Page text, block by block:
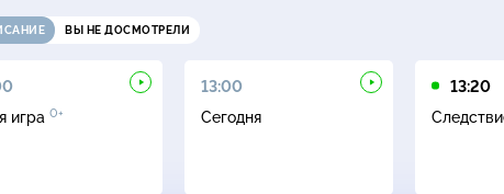
ВЫ НЕ ДОСМОТРЕЛИ
игра 0+
13:00
Сегодня
13:20